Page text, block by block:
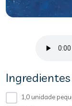
1,0 unidade